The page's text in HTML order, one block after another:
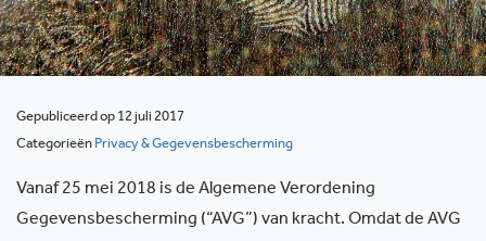
Gepubliceerd op 12 juli 2017
Categorieën Privacy & Gegevensbescherming
Vanaf 25 mei 2018 is de Algemene Verordening
Gegevensbescherming (“AVG”) van kracht. Omdat de AVG